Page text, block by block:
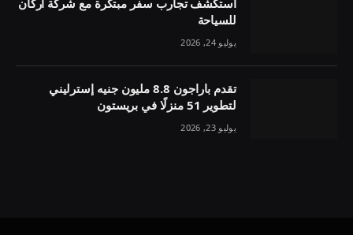
استكشف تجارب سفر مبتكرة مع شركة أركان
للسياحة
يوليو 24, 2026
تقدم باراجون 8.8 مليون جنيه إسترليني
لتطوير 51 منزلًا في بريستون
يوليو 23, 2026